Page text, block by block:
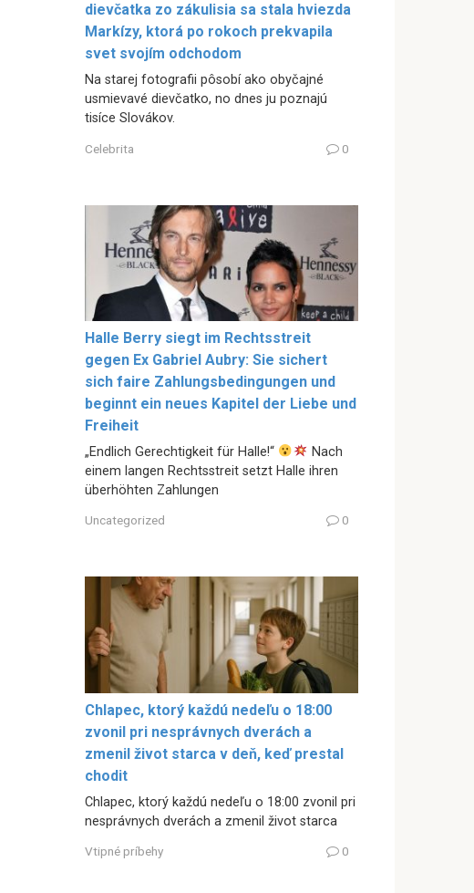
dievčatka zo zákulisia sa stala hviezda
Markízy, ktorá po rokoch prekvapila
svet svojím odchodom
Na starej fotografii pôsobí ako obyčajné
usmievavé dievčatko, no dnes ju poznajú
tisíce Slovákov.
Celebrita 0
Halle Berry siegt im Rechtsstreit
gegen Ex Gabriel Aubry: Sie sichert
sich faire Zahlungsbedingungen und
beginnt ein neues Kapitel der Liebe und
Freiheit
„Endlich Gerechtigkeit für Halle!“
Nach
einem langen Rechtsstreit setzt Halle ihren
überhöhten Zahlungen
Uncategorized 0
Chlapec, ktorý každú nedeľu o 18:00
zvonil pri nesprávnych dverách a
zmenil život starca v deň, keď prestal
chodit
Chlapec, ktorý každú nedeľu o 18:00 zvonil pri
nesprávnych dverách a zmenil život starca
Vtipné príbehy 0